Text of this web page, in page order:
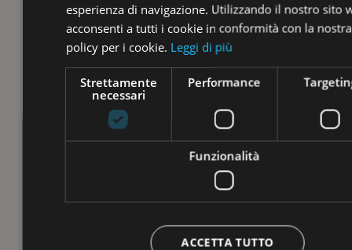
esperienza di navigazione. Utilizzando il nostro sito
acconsenti a tutti i cookie in conformità con la nostra
policy per i cookie. Leggi di più
Strettamente
necessari
Performance
Funzionalità
ACCETTA TUTTO